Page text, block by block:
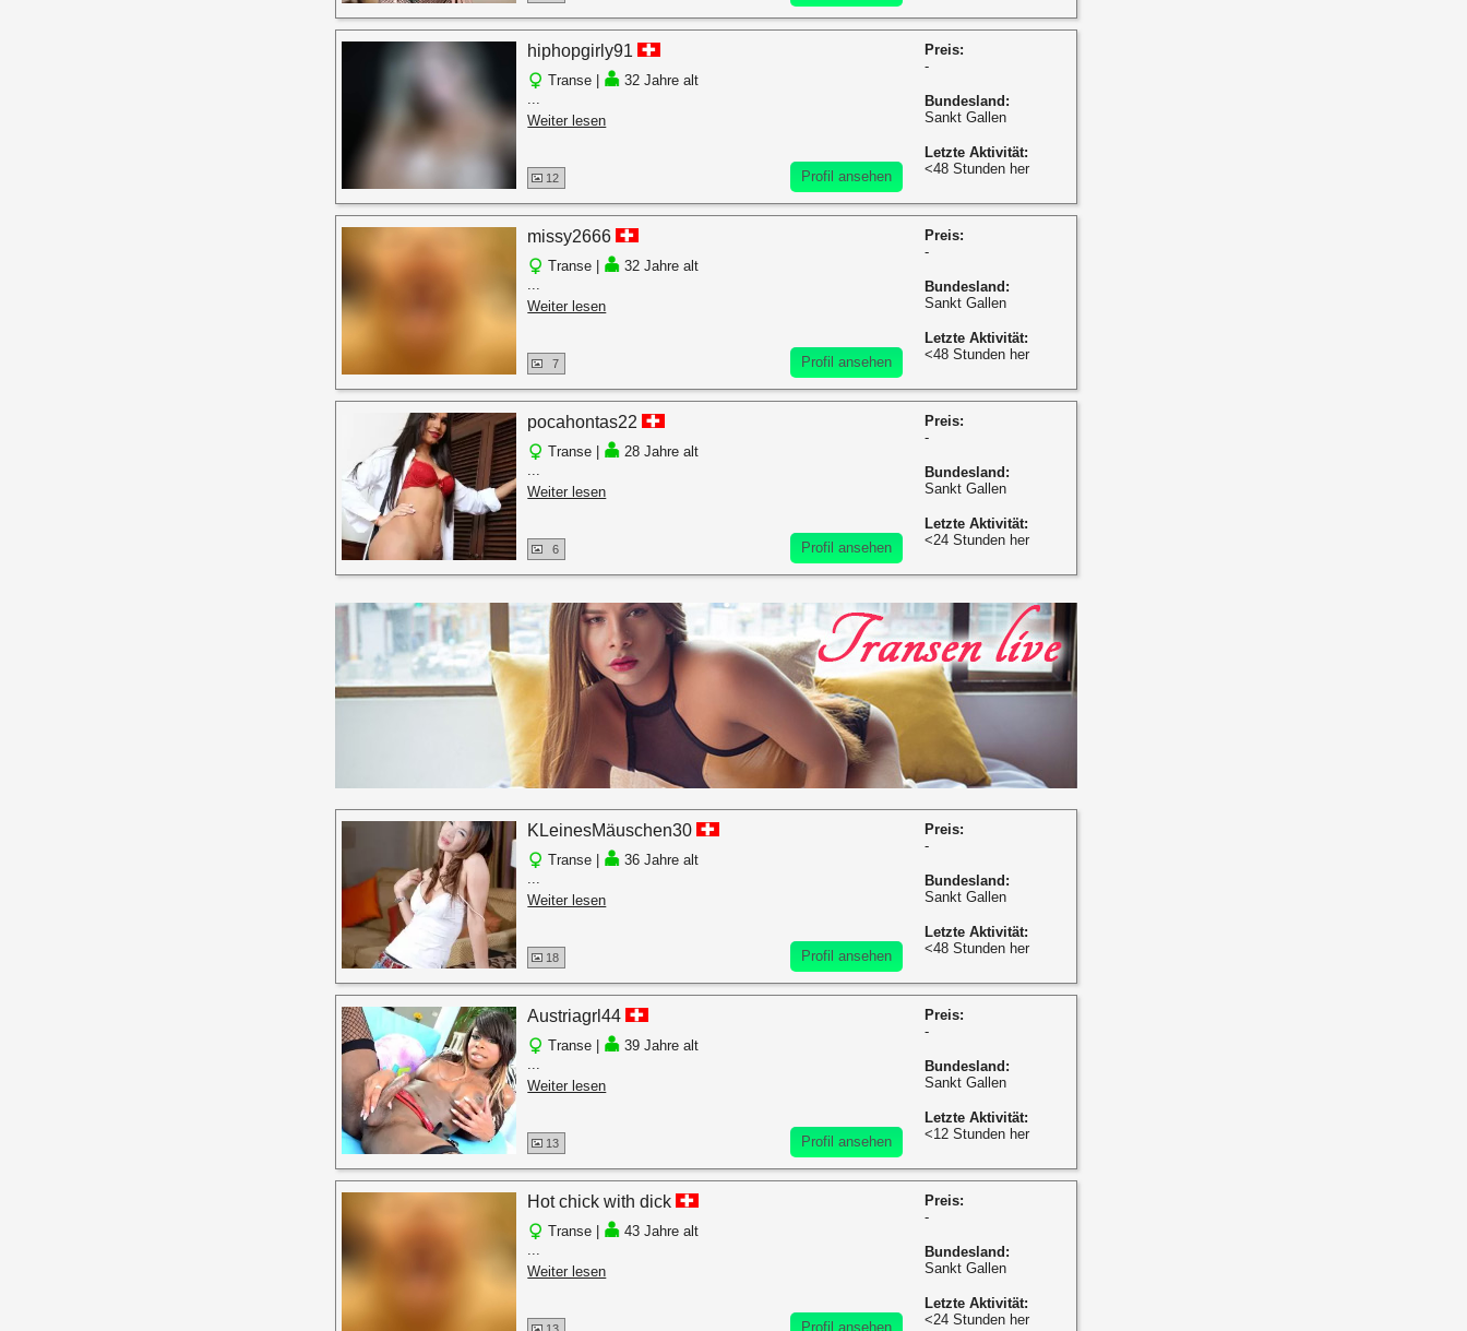
hiphopgirly91
Transe |
32 Jahre alt
...
Weiter lesen
12 Profil ansehen
Preis:
-
Bundesland:
Sankt Gallen
Letzte Aktivität:
<48 Stunden her
missy2666
Transe |
32 Jahre alt
...
Weiter lesen
7 Profil ansehen
Preis:
-
Bundesland:
Sankt Gallen
Letzte Aktivität:
<48 Stunden her
pocahontas22
Transe |
28 Jahre alt
...
Weiter lesen
6 Profil ansehen
Preis:
-
Bundesland:
Sankt Gallen
Letzte Aktivität:
<24 Stunden her
KLeinesMäuschen30
Transe |
36 Jahre alt
...
Weiter lesen
18 Profil ansehen
Preis:
-
Bundesland:
Sankt Gallen
Letzte Aktivität:
<48 Stunden her
Austriagrl44
Transe |
39 Jahre alt
...
Weiter lesen
13 Profil ansehen
Preis:
-
Bundesland:
Sankt Gallen
Letzte Aktivität:
<12 Stunden her
Hot chick with dick
Transe |
43 Jahre alt
...
Weiter lesen
Profil ansehen
Preis:
-
Bundesland:
Sankt Gallen
Letzte Aktivität:
<24 Stunden her